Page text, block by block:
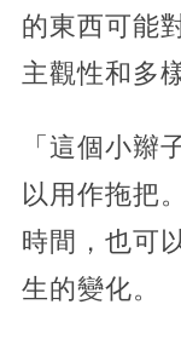
的東西可能
主觀性和多
「這個小辮
以用作拖把
時間，也可
生的變化。